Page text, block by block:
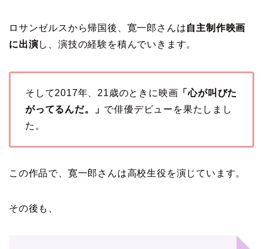
ロサンゼルスから帰国後、寛一郎さんは自主制作映画
に出演し、演技の経験を積んでいきます。
そして2017年、21歳のときに映画 「心が叫びた
がってるんだ。」 で俳優デビューを果たしまし
た。
この作品で、寛一郎さんは高校生役を演じています。
その後も、